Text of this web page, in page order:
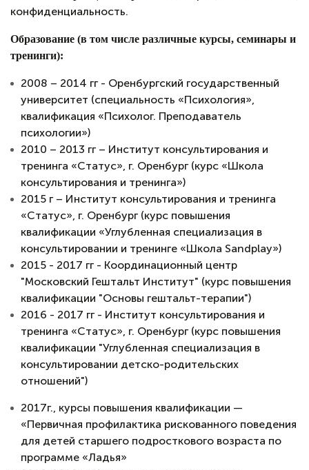
конфиденциальность.
Образование (в том числе различные курсы, семинары и
тренинги):
2008 – 2014 гг - Оренбургский государственный
университет (специальность «Психология»,
квалификация «Психолог. Преподаватель
психологии»)
2010 – 2013 гг – Институт консультирования и
тренинга «Статус», г. Оренбург (курс «Школа
консультирования и тренинга»)
2015 г – Институт консультирования и тренинга
«Статус», г. Оренбург (курс повышения
квалификации «Углубленная специализация в
консультировании и тренинге «Школа Sandplay»)
2015 - 2017 гг - Координационный центр
"Московский Гештальт Институт" (курс повышения
квалификации "Основы гештальт-терапии")
2016 - 2017 гг - Институт консультирования и
тренинга «Статус», г. Оренбург (курс повышения
квалификации "Углубленная специализация в
консультировании детско-родительских
отношений")
2017г., курсы повышения квалификации —
«Первичная профилактика рискованного поведения
для детей старшего подросткового возраста по
программе «Ладья»